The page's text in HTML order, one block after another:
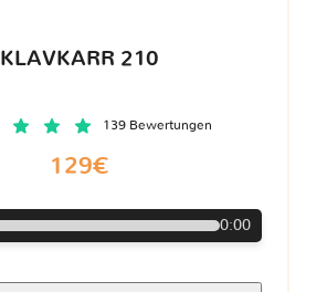
KLAVKARR 210
139 Bewertungen
129€
0:00